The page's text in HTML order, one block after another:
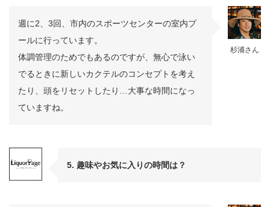
杉浦さん
週に2、3回、市内のスポーツセンターの室内プ
ールに行っています。
体調管理のためでもあるのですが、無心で泳い
でるときに新しいカクテルのコンセプトを考え
たり、頭をリセットしたり…大事な時間になっ
ていますね。
5. 趣味やお気に入りの時間は？